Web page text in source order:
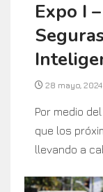
Expo I
28 mayo, 2024
Por medio
que los
llevando a